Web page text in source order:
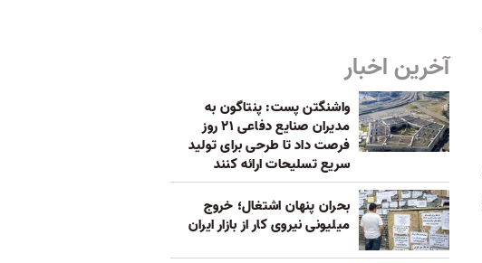
آخرین اخبار
واشنگتن پست: پنتاگون به
مدیران صنایع دفاعی ۲۱ روز
فرصت داد تا طرحی برای تولید
سریع تسلیحات ارائه کنند
بحران پنهان اشتغال؛ خروج
میلیونی نیروی کار از بازار ایران